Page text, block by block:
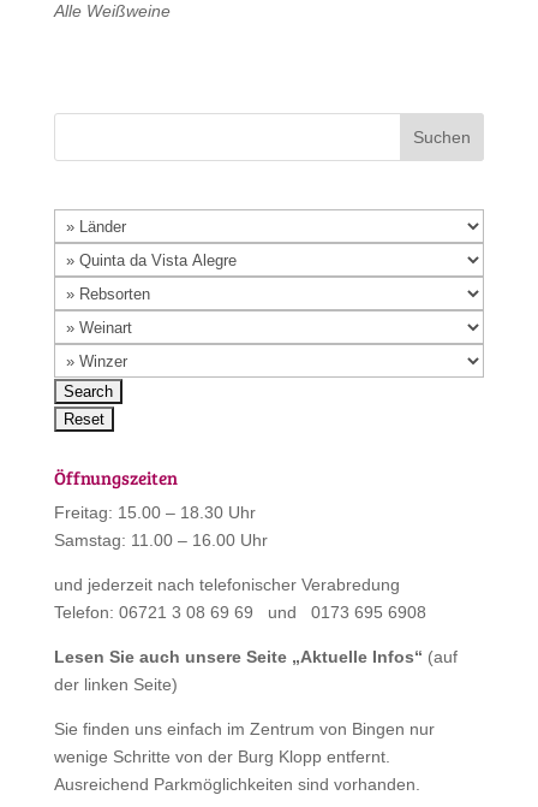
Alle Weißweine
Öffnungszeiten
Freitag: 15.00 – 18.30 Uhr
Samstag: 11.00 – 16.00 Uhr
und jederzeit nach telefonischer Verabredung
Telefon: 06721 3 08 69 69 und 0173 695 6908
Lesen Sie auch unsere Seite „Aktuelle Infos“ (auf
der linken Seite)
Sie finden uns einfach im Zentrum von Bingen nur
wenige Schritte von der Burg Klopp entfernt.
Ausreichend Parkmöglichkeiten sind vorhanden.